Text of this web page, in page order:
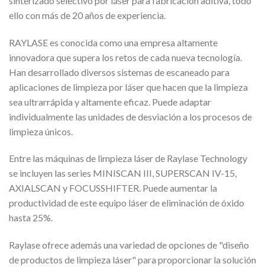
ello con más de 20 años de experiencia.
RAYLASE es conocida como una empresa altamente
innovadora que supera los retos de cada nueva tecnología.
Han desarrollado diversos sistemas de escaneado para
aplicaciones de limpieza por láser que hacen que la limpieza
sea ultrarrápida y altamente eficaz. Puede adaptar
individualmente las unidades de desviación a los procesos de
limpieza únicos.
Entre las máquinas de limpieza láser de Raylase Technology
se incluyen las series MINISCAN III, SUPERSCAN IV-15,
AXIALSCAN y FOCUSSHIFTER. Puede aumentar la
productividad de este equipo láser de eliminación de óxido
hasta 25%.
Raylase ofrece además una variedad de opciones de "diseño
de productos de limpieza láser" para proporcionar la solución